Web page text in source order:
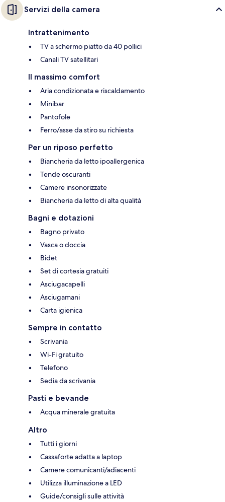
Servizi della camera
Intrattenimento
TV a schermo piatto da 40 pollici
Canali TV satellitari
Il massimo comfort
Aria condizionata e riscaldamento
Minibar
Pantofole
Ferro/asse da stiro su richiesta
Per un riposo perfetto
Biancheria da letto ipoallergenica
Tende oscuranti
Camere insonorizzate
Biancheria da letto di alta qualità
Bagni e dotazioni
Bagno privato
Vasca o doccia
Bidet
Set di cortesia gratuiti
Asciugacapelli
Asciugamani
Carta igienica
Sempre in contatto
Scrivania
Wi-Fi gratuito
Telefono
Sedia da scrivania
Pasti e bevande
Acqua minerale gratuita
Altro
Tutti i giorni
Cassaforte adatta a laptop
Camere comunicanti/adiacenti
Utilizza illuminazione a LED
Guide/consigli sulle attività